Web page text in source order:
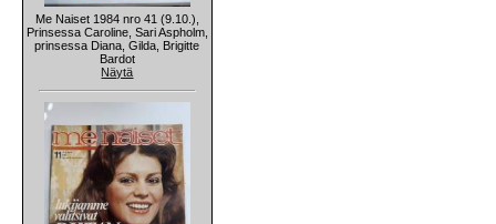
Me Naiset 1984 nro 41 (9.10.),
Prinsessa Caroline, Sari Aspholm,
prinsessa Diana, Gilda, Brigitte
Bardot
Näytä